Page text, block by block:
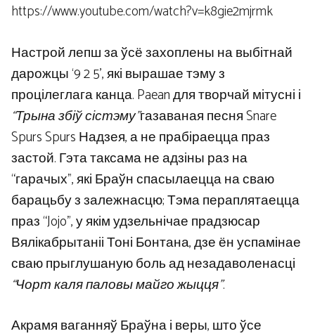
https://www.youtube.com/watch?v=k8gie2mjrmk
Настрой лепш за ўсё захоплены на выбітнай
дарожцы ‘9 2 5’, які вырашае тэму з
процілеглага канца. Paean для творчай мітусні і
“Трына збіў сістэму”газаваная песня Snare
Spurs Spurs Надзея, а не прабіраецца праз
застой. Гэта таксама не адзіны раз на
“гарачых”, які Браўн спасылаецца на сваю
барацьбу з залежнасцю; Тэма пераплятаецца
праз “Jojo”, у якім удзельнічае прадзюсар
Вялікабрытаніі Тоні Бонтана, дзе ён успамінае
сваю прыглушаную боль ад незадаволенасці
“Чорт каля паловы майго жыцця”.
Акрамя ваганняў Браўна і веры, што ўсе